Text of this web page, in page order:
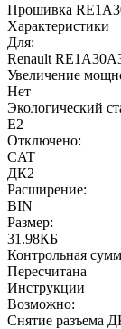
Прошивка
Характеристики
Для:
Renault
Увеличение
Нет
Экологический
E2
Отключено:
CAT
ДК2
Расширение:
BIN
Размер:
31.98КБ
Контрольная
Пересчитана
Инструкции
Возможно:
Снятие разъема